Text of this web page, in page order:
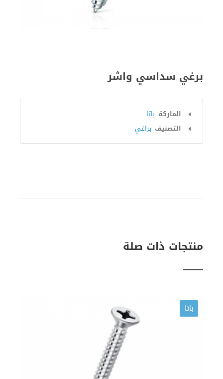
برغي سداسي واشر
الماركة: باتا
التصنيف: براغي
منتجات ذات صلة
باتا